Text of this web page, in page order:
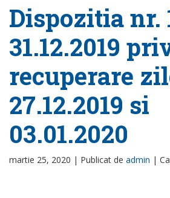
Dispozitia nr.
31.12.2019
recuperare
27.12.2019 si
03.01.2020
martie 25, 2020 | Publicat de admin |